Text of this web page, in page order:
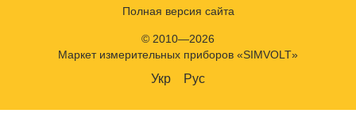
Полная версия сайта
© 2010—2026
Маркет измерительных приборов «SIMVOLT»
Укр Рус